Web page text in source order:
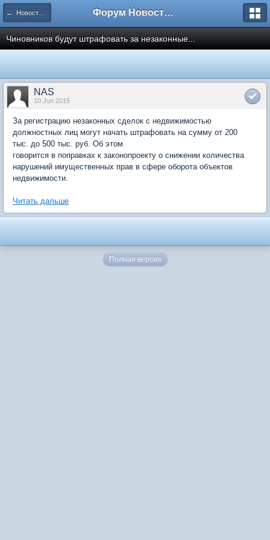
← Новости рынка недвижимости Форум Новостройки
Чиновников будут штрафовать за незаконные...
NAS
10 Jun 2015
За регистрацию незаконных сделок с недвижимостью
должностных лиц могут начать штрафовать на сумму от 200
тыс. до 500 тыс. руб. Об этом
говорится в поправках к законопроекту о снижении количества
нарушений имущественных прав в сфере оборота объектов
недвижимости.
Читать дальше
Полная версия